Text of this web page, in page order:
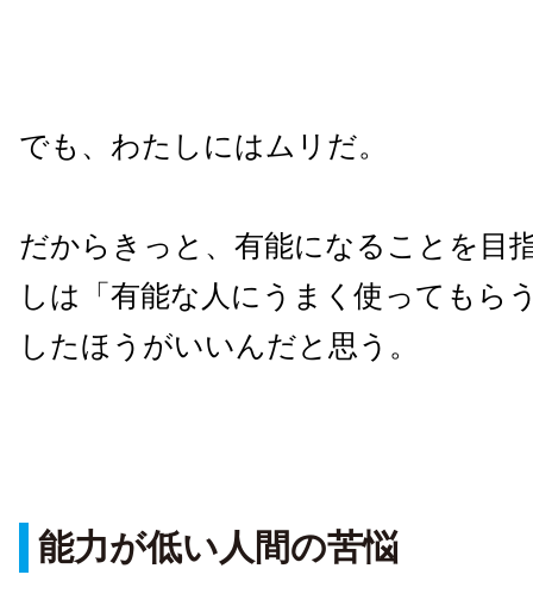
でも、わたしにはムリだ。
だからきっと、有能になることを目
しは「有能な人にうまく使ってもら
したほうがいいんだと思う。
能力が低い人間の苦悩